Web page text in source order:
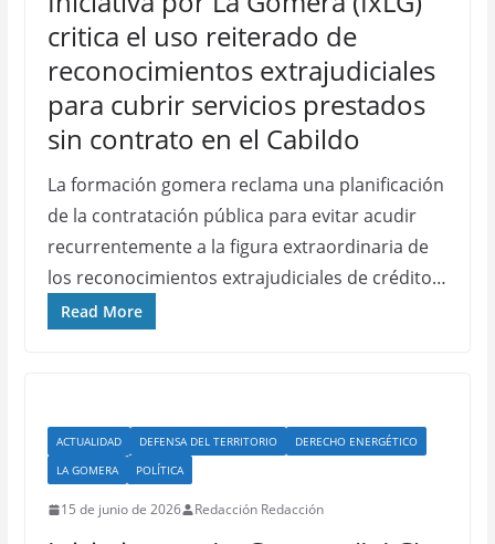
critica el uso reiterado de
reconocimientos extrajudiciales
para cubrir servicios prestados
sin contrato en el Cabildo
La formación gomera reclama una planificación
de la contratación pública para evitar acudir
recurrentemente a la figura extraordinaria de
los reconocimientos extrajudiciales de crédito…
Read More
ACTUALIDAD DEFENSA DEL TERRITORIO
DERECHO ENERGÉTICO
LA GOMERA
POLÍTICA
15 de junio de 2026 Redacción Redacción